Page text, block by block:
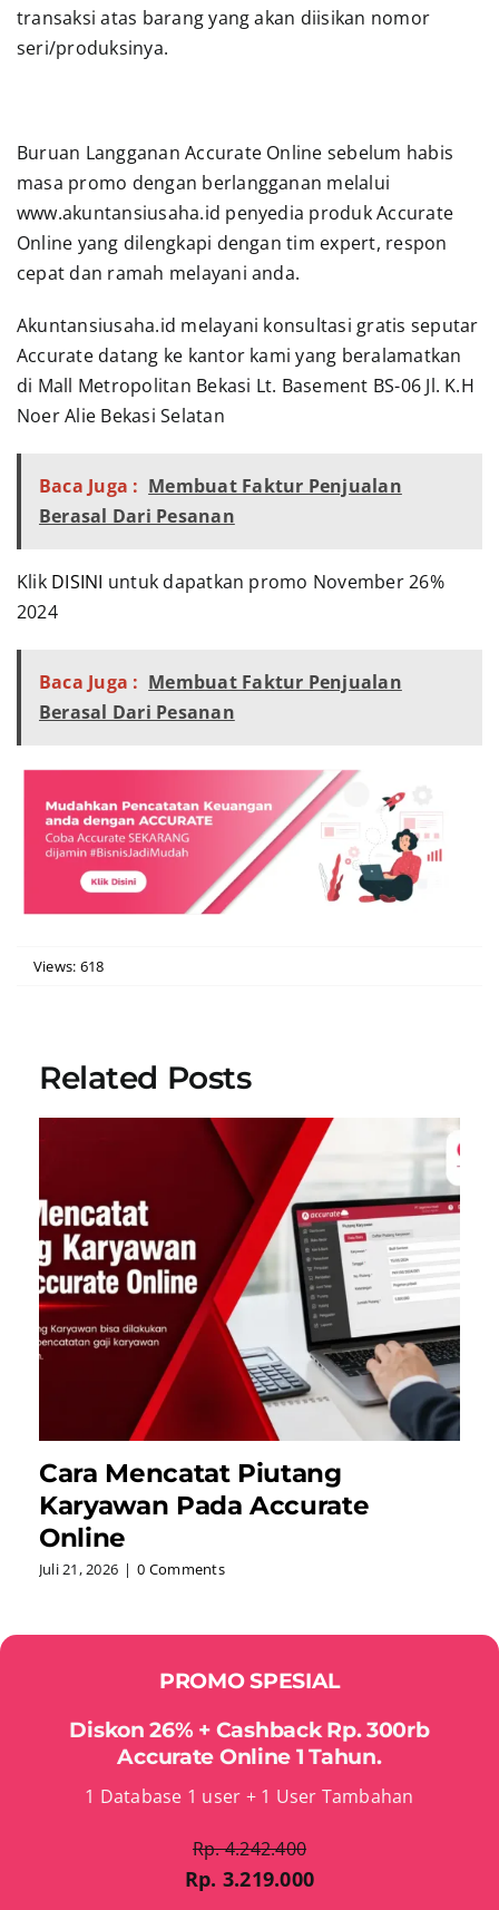
transaksi atas barang yang akan diisikan nomor
seri/produksinya.
Buruan Langganan Accurate Online sebelum habis
masa promo dengan berlangganan melalui
www.akuntansiusaha.id penyedia produk Accurate
Online yang dilengkapi dengan tim expert, respon
cepat dan ramah melayani anda.
Akuntansiusaha.id melayani konsultasi gratis seputar
Accurate datang ke kantor kami yang beralamatkan
di Mall Metropolitan Bekasi Lt. Basement BS-06 Jl. K.H
Noer Alie Bekasi Selatan
Baca Juga : Membuat Faktur Penjualan
Berasal Dari Pesanan
Klik DISINI untuk dapatkan promo November 26%
2024
Baca Juga : Membuat Faktur Penjualan
Berasal Dari Pesanan
Views: 618
Related Posts
Cara Mencatat Piutang
Karyawan Pada Accurate
Online
Juli 21, 2026 | 0 Comments
PROMO SPESIAL
Diskon 26% + Cashback Rp. 300rb
Accurate Online 1 Tahun.
1 Database 1 user + 1 User Tambahan
Rp. 4.242.400
Rp. 3.219.000